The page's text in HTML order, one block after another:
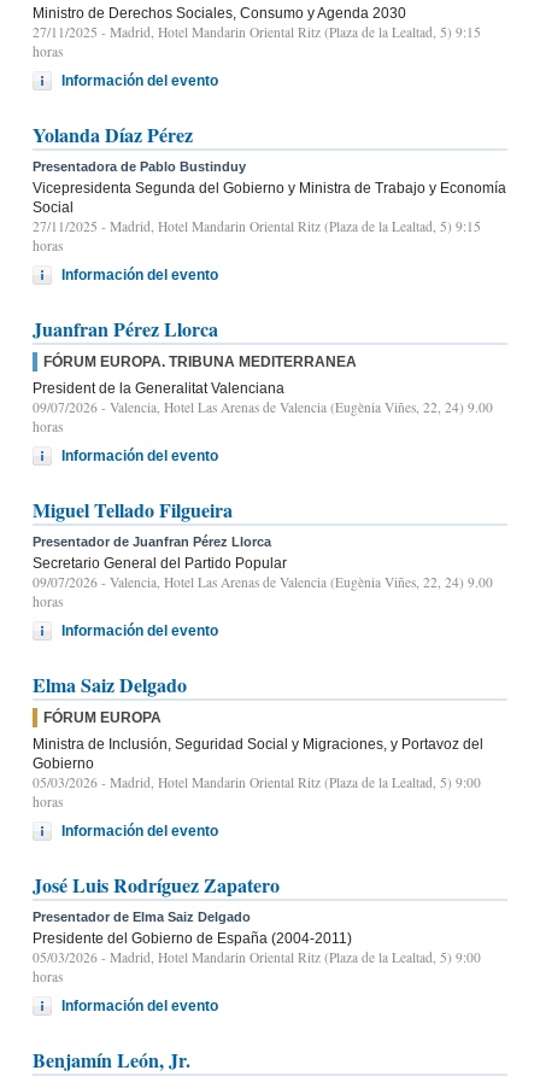
Ministro de Derechos Sociales, Consumo y Agenda 2030
27/11/2025 - Madrid, Hotel Mandarin Oriental Ritz (Plaza de la Lealtad, 5) 9:15
horas
Información del evento
Yolanda Díaz Pérez
Presentadora de Pablo Bustinduy
Vicepresidenta Segunda del Gobierno y Ministra de Trabajo y Economía
Social
27/11/2025 - Madrid, Hotel Mandarin Oriental Ritz (Plaza de la Lealtad, 5) 9:15
horas
Información del evento
Juanfran Pérez Llorca
FÓRUM EUROPA. TRIBUNA MEDITERRANEA
President de la Generalitat Valenciana
09/07/2026 - Valencia, Hotel Las Arenas de Valencia (Eugènia Viñes, 22, 24) 9.00
horas
Información del evento
Miguel Tellado Filgueira
Presentador de Juanfran Pérez Llorca
Secretario General del Partido Popular
09/07/2026 - Valencia, Hotel Las Arenas de Valencia (Eugènia Viñes, 22, 24) 9.00
horas
Información del evento
Elma Saiz Delgado
FÓRUM EUROPA
Ministra de Inclusión, Seguridad Social y Migraciones, y Portavoz del
Gobierno
05/03/2026 - Madrid, Hotel Mandarin Oriental Ritz (Plaza de la Lealtad, 5) 9:00
horas
Información del evento
José Luis Rodríguez Zapatero
Presentador de Elma Saiz Delgado
Presidente del Gobierno de España (2004-2011)
05/03/2026 - Madrid, Hotel Mandarin Oriental Ritz (Plaza de la Lealtad, 5) 9:00
horas
Información del evento
Benjamín León, Jr.